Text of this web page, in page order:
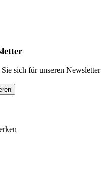
sich für unseren Newsletter